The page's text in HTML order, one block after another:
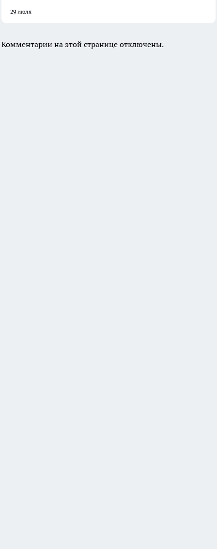
29 июля
Комментарии на этой странице отключены.